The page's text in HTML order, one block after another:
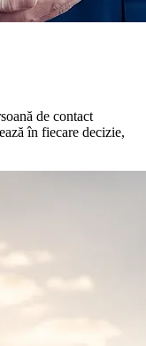
de contact
în fiecare decizie,